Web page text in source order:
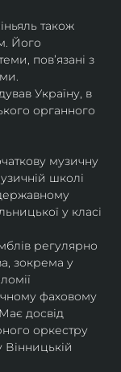
також
Його
пов’язані з
Україну, в
органного
музичну
школі
у класі
регулярно
зокрема у
фаховому
досвід
оркестру
Вінницькій